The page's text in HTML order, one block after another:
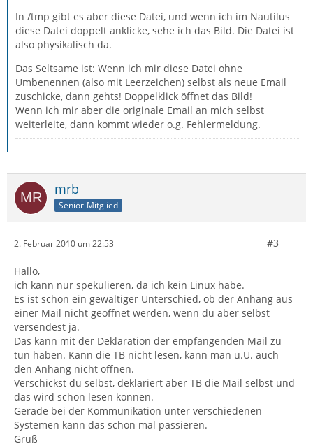
In /tmp gibt es aber diese Datei, und wenn ich im Nautilus
diese Datei doppelt anklicke, sehe ich das Bild. Die Datei ist
also physikalisch da.
Das Seltsame ist: Wenn ich mir diese Datei ohne
Umbenennen (also mit Leerzeichen) selbst als neue Email
zuschicke, dann gehts! Doppelklick öffnet das Bild!
Wenn ich mir aber die originale Email an mich selbst
weiterleite, dann kommt wieder o.g. Fehlermeldung.
mrb
Senior-Mitglied
2. Februar 2010 um 22:53 #3
Hallo,
ich kann nur spekulieren, da ich kein Linux habe.
Es ist schon ein gewaltiger Unterschied, ob der Anhang aus
einer Mail nicht geöffnet werden, wenn du aber selbst
versendest ja.
Das kann mit der Deklaration der empfangenden Mail zu
tun haben. Kann die TB nicht lesen, kann man u.U. auch
den Anhang nicht öffnen.
Verschickst du selbst, deklariert aber TB die Mail selbst und
das wird schon lesen können.
Gerade bei der Kommunikation unter verschiedenen
Systemen kann das schon mal passieren.
Gruß